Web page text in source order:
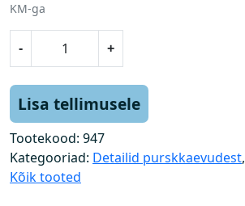
KM-ga
-
l
-
s
e
+
Lisa tellimusele
Tootekood: 947
Kategooriad: Detailid purskkaevudest,
Kõik tooted